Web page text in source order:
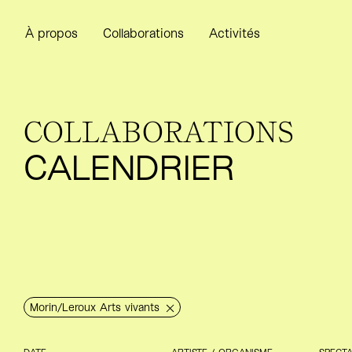
À propos Collaborations Activités
COLLABORATIONS
CALENDRIER
Morin/​Leroux Arts vivants